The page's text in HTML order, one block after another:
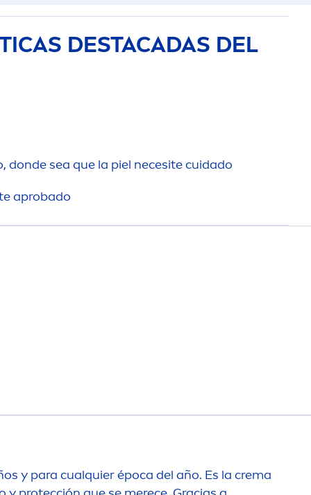
DESTACADAS DEL
donde sea que la piel necesite cuidado
aprobado
y para cualquier época del año. Es la crema